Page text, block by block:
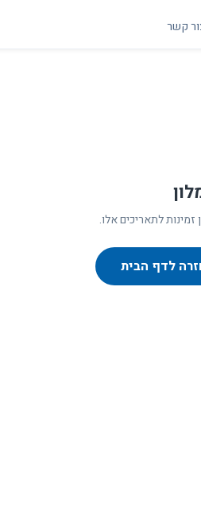
קשר
לתאריכים אלו.
לדף הבית